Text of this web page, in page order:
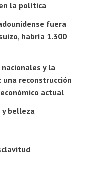
la política
fuera
habría 1.300
nacionales y la
reconstrucción
actual
y belleza